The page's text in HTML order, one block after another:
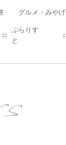
グルメ・みやげ
ぶらりす
と